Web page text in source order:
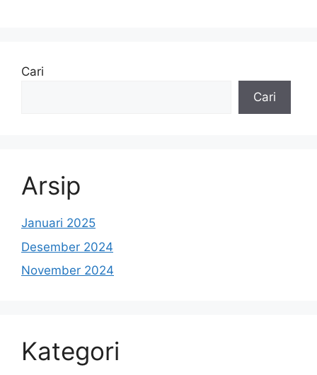
Cari
Cari
Arsip
Januari 2025
Desember 2024
November 2024
Kategori